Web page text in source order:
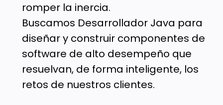
romper la inercia.
Buscamos Desarrollador Java para
diseñar y construir componentes de
software de alto desempeño que
resuelvan, de forma inteligente, los
retos de nuestros clientes.